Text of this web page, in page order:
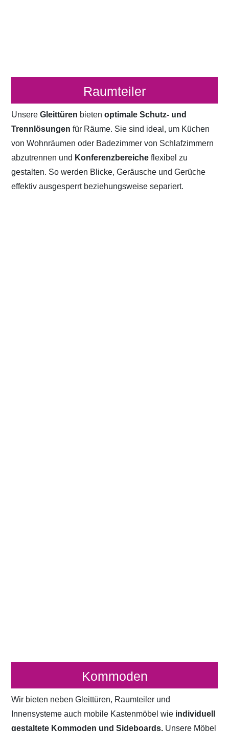
Raumteiler
UnsereGleittüren bietenoptimale Schutz- und
Trennlösungen für Räume. Sie sind ideal, um Küchen
von Wohnräumen oder Badezimmer von Schlafzimmern
abzutrennen und Konferenzbereicheflexibel zu
gestalten. So werden Blicke, Geräusche und Gerüche
effektiv ausgesperrt beziehungsweise separiert.
Kommoden
Wir bieten neben Gleittüren, Raumteiler und
Innensysteme auch mobile Kastenmöbel wie individuell
gestaltete Kommoden und Sideboards. Unsere Möbel